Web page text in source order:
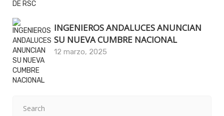
INGENIEROS ANDALUCES ANUNCIAN
SU NUEVA CUMBRE NACIONAL
12 marzo, 2025